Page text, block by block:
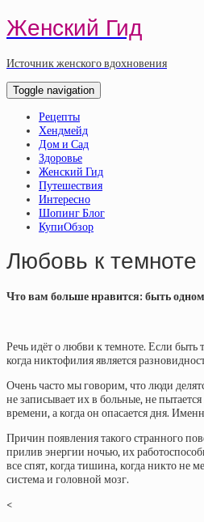
Женский Гид
Источник женского вдохновения
Toggle navigation
Рецепты
Хендмейд
Дом и Сад
Здоровье
Женский Гид
Путешествия
Интересно
Шопинг Блог
КупиОбзор
Любовь к темноте
Что вам больше нравится: быть
Речь идёт о любви к темноте. Если быть
когда никтофилия является
Очень часто мы говорим, что люди
не записывает их в больные, не
времени, а когда он опасается дня.
Причин появления такого странного
прилив энергии ночью, их
все спят, когда тишина, когда никто не
система и головной мозг.
<